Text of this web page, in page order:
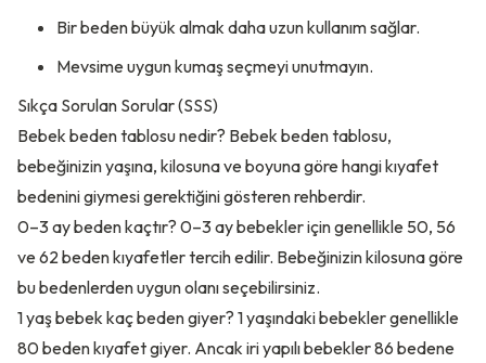
Bir beden büyük almak daha uzun kullanım sağlar.
Mevsime uygun kumaş seçmeyi unutmayın.
Sıkça Sorulan Sorular (SSS)
Bebek beden tablosu nedir? Bebek beden tablosu,
bebeğinizin yaşına, kilosuna ve boyuna göre hangi kıyafet
bedenini giymesi gerektiğini gösteren rehberdir.
0–3 ay beden kaçtır? 0–3 ay bebekler için genellikle 50, 56
ve 62 beden kıyafetler tercih edilir. Bebeğinizin kilosuna göre
bu bedenlerden uygun olanı seçebilirsiniz.
1 yaş bebek kaç beden giyer? 1 yaşındaki bebekler genellikle
80 beden kıyafet giyer. Ancak iri yapılı bebekler 86 bedene